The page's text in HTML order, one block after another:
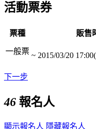
活動票券
票種 販售
一般票 ~ 2015/03/20
下一步
46 報名人
顯示報名人 隱藏報名人